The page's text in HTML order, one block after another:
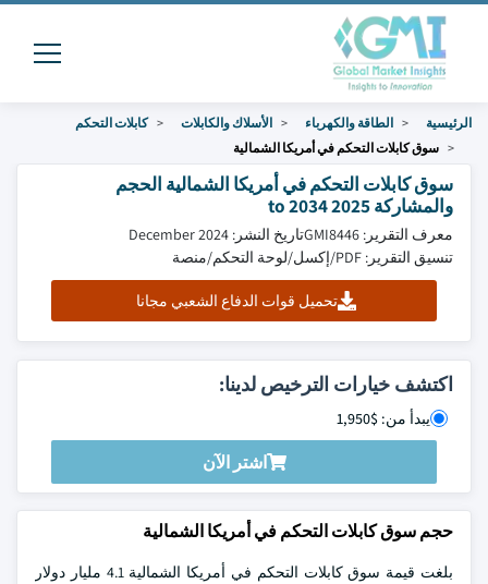
الرئيسية الطاقة والكهرباء الأسلاك والكابلات
كابلات التحكم
سوق كابلات التحكم في أمريكا الشمالية
سوق كابلات التحكم في أمريكا الشمالية الحجم
والمشاركة 2025 to 2034
معرف التقرير: GMI8446
تاريخ النشر: December 2024
تنسيق التقرير: PDF/إكسل/لوحة التحكم/منصة
تحميل قوات الدفاع الشعبي مجانا
اكتشف خيارات الترخيص لدينا:
يبدأ من: $1,950
اشتر الآن
حجم سوق كابلات التحكم في أمريكا الشمالية
بلغت قيمة سوق كابلات التحكم في أمريكا الشمالية 4.1 مليار دولار